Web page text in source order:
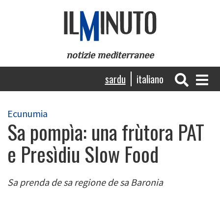
notizie mediterranee
Navigazione
principale
sardu italiano
Ecunumia
Sa pompìa: una frùtora PAT
e Presìdiu Slow Food
Sa prenda de sa regione de sa Baronia